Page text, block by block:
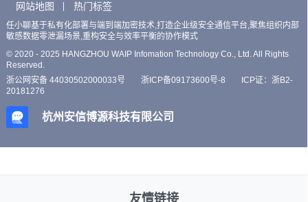
网站地图
热门标签
任小聊基于私有化部署与端到端加密技术,打造企业级安全通信平台,聚焦组织内部
敏感数据零泄漏场景,重构安全与效率平衡的协作模式
© 2020 - 2025 HANGZHOU WAIP Infomation Technology Co., Ltd. All Rights
Reserved.
浙公网安备 44030502000033号
浙ICP备09173600号-8
ICP证：浙B2-
20181276
杭州安信博源科技有限公司
友情链接